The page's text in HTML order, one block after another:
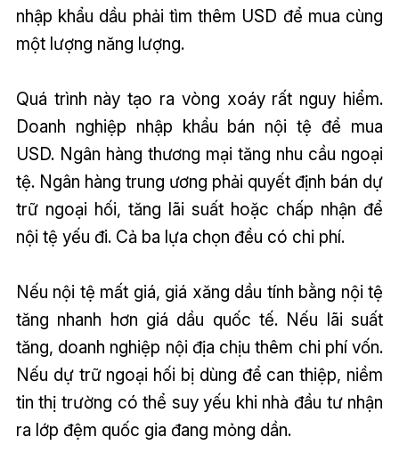
nhập khẩu dầu phải tìm thêm USD để mua cùng
một lượng năng lượng.
Quá trình này tạo ra vòng xoáy rất nguy hiểm.
Doanh nghiệp nhập khẩu bán nội tệ để mua
USD. Ngân hàng thương mại tăng nhu cầu ngoại
tệ. Ngân hàng trung ương phải quyết định bán dự
trữ ngoại hối, tăng lãi suất hoặc chấp nhận để
nội tệ yếu đi. Cả ba lựa chọn đều có chi phí.
Nếu nội tệ mất giá, giá xăng dầu tính bằng nội tệ
tăng nhanh hơn giá dầu quốc tế. Nếu lãi suất
tăng, doanh nghiệp nội địa chịu thêm chi phí vốn.
Nếu dự trữ ngoại hối bị dùng để can thiệp, niềm
tin thị trường có thể suy yếu khi nhà đầu tư nhận
ra lớp đệm quốc gia đang mỏng dần.